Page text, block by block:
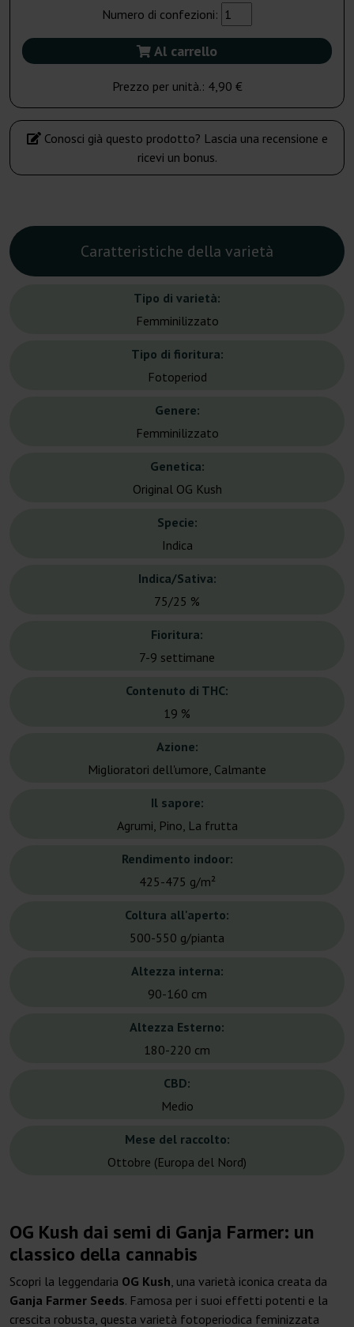
Numero di confezioni:
Al carrello
Prezzo per unità.: 4,90 €
Conosci già questo prodotto? Lascia una recensione e
ricevi un bonus.
Caratteristiche della varietà
Tipo di varietà:
Femminilizzato
Tipo di fioritura:
Fotoperiod
Genere:
Femminilizzato
Genetica:
Original OG Kush
Specie:
Indica
Indica/Sativa:
75/25 %
Fioritura:
7-9 settimane
Contenuto di THC:
19 %
Azione:
Miglioratori dell'umore, Calmante
Il sapore:
Agrumi, Pino, La frutta
Rendimento indoor:
425-475 g/m²
Coltura all'aperto:
500-550 g/pianta
Altezza interna:
90-160 cm
Altezza Esterno:
180-220 cm
CBD:
Medio
Mese del raccolto:
Ottobre (Europa del Nord)
OG Kush dai semi di Ganja Farmer: un
classico della cannabis
Scopri la leggendaria OG Kush, una varietà iconica creata da
Ganja Farmer Seeds. Famosa per i suoi effetti potenti e la
crescita robusta, questa varietà fotoperiodica feminizzata